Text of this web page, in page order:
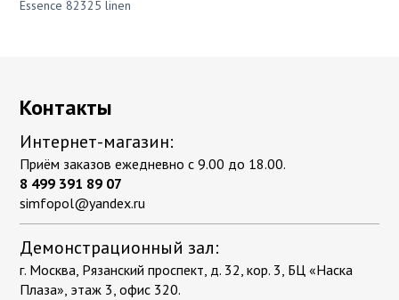
Essence 82325 linen
Контакты
Интернет-магазин:
Приём заказов ежедневно с 9.00 до 18.00.
8 499 391 89 07
simfopol@yandex.ru
Демонстрационный зал:
г. Москва, Рязанский проспект, д. 32, кор. 3, БЦ «Наска
Плаза», этаж 3, офис 320.